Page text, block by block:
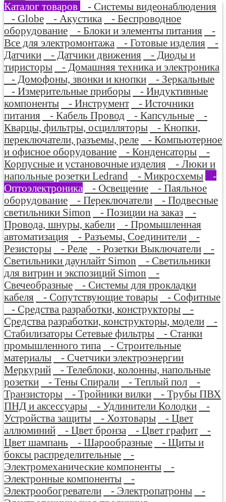
Каталог товаров
- Системы видеонаблюдения
- Globe
- Акустика
- Беспроводное
оборудование
- Блоки и элементы питания
-
Все для электромонтажа
- Готовые изделия
-
Датчики
- Датчики движения
- Диоды и
тиристоры
- Домашняя техника и электроника
- Домофоны, звонки и кнопки
- Зеркальные
- Измерительные приборы
- Индуктивные
компоненты
- Инструмент
- Источники
питания
- Кабель Провод - Капсульные
-
Кварцы, фильтры, осцилляторы
- Кнопки,
переключатели, разъемы, реле
- Компьютерное
и офисное оборудование
- Конденсаторы
-
Корпусные и установочные изделия
- Люки и
напольные розетки Ledrand
- Микросхемы
-
Оптоэлектроника
- Освещение
- Паяльное
оборудование
- Переключатели
- Подвесные
светильники Simon
- Позиции на заказ
-
Провода, шнуры, кабели
- Промышленная
автоматизация
- Разъемы, Соединители
-
Резисторы
- Реле - Розетки Выключатели
-
Светильники даунлайт Simon
- Светильники
для витрин и экспозиций Simon
-
Свечеобразные
- Системы для прокладки
кабеля
- Сопутствующие товары
- Софитные
- Средства разработки, конструкторы
-
Средства разработки, конструкторы, модели
-
Стабилизаторы Сетевые фильтры
- Станки
промышленного типа
- Строительные
материалы
- Счетчики электроэнергии
Меркурий
- Телеблоки, колонны, напольные
розетки
- Тены Спирали - Теплый пол
-
Транзисторы
- Тройники вилки
- Трубы ПВХ
ПНД и аксессуары
- Удлинители Колодки
-
Устройства защиты
- Хозтовары
- Цвет
аллюминий
- Цвет бронза - Цвет графит
-
Цвет шампань
- Шарообразные
- Щиты и
боксы распределительные
-
Электромеханические компоненты
-
Электронные компоненты
-
Электрообогреватели
- Электропатроны
-